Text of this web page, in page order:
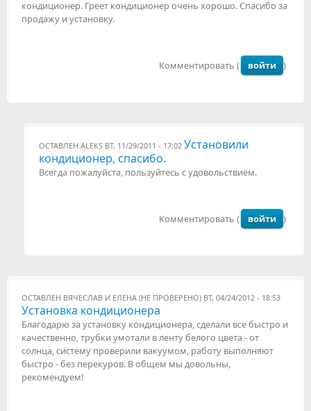
кондиционер. Греет кондиционер очень хорошо. Спасибо за
продажу и установку.
Комментировать ( войти )
ОСТАВЛЕН ALEKS ВТ, 11/29/2011 - 17:02 Установили
кондиционер, спасибо.
Всегда пожалуйста, пользуйтесь с удовольствием.
Комментировать ( войти )
ОСТАВЛЕН ВЯЧЕСЛАВ И ЕЛЕНА (НЕ ПРОВЕРЕНО) ВТ, 04/24/2012 - 18:53
Установка кондиционера
Благодарю за установку кондиционера, сделали все быстро и
качественно, трубки умотали в ленту белого цвета - от
солнца, систему проверили вакуумом, работу выполняют
быстро - без перекуров. В общем мы довольны,
рекомендуем!